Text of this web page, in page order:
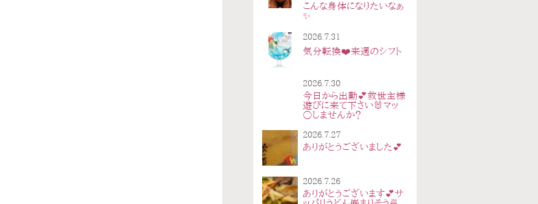
こんな身体になりたいなぁ
✨
2026.7.31
気分転換❤️来週のシフト
2026.7.30
今日から出勤💕救世主様
遊びに来て下さい🐰マッ
○しませんか？
2026.7.27
ありがとうございました💕
2026.7.26
ありがとうございます💕サ